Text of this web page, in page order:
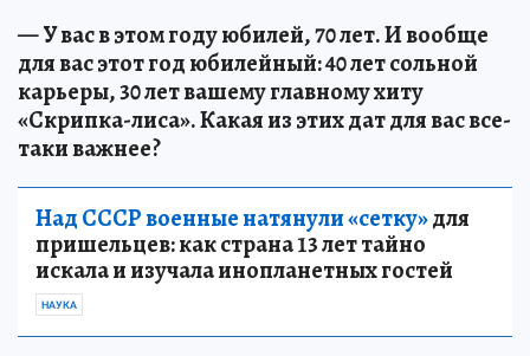
— У вас в этом году юбилей, 70 лет. И вообще
для вас этот год юбилейный: 40 лет сольной
карьеры, 30 лет вашему главному хиту
«Скрипка-лиса». Какая из этих дат для вас все-
таки важнее?
Над СССР военные натянули «сетку»для
пришельцев: как страна 13 лет тайно
искала и изучала инопланетных гостей
НАУКА